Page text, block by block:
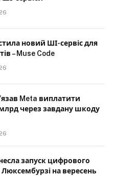
новий ШІ-сервіс для
– Muse Code
Meta виплатити
через завдану шкоду
запуск цифрового
на вересень